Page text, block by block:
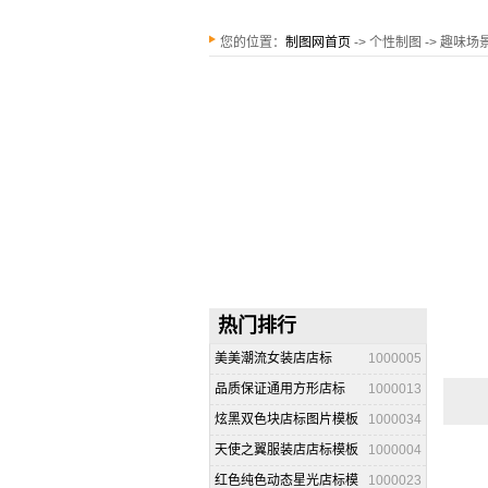
您的位置： 制图网首页 -> 个性制图 -> 趣味场
热门排行
1000005
美美潮流女装店店标
1000013
品质保证通用方形店标
1000034
炫黑双色块店标图片模板
1000004
天使之翼服装店店标模板
1000023
红色纯色动态星光店标模